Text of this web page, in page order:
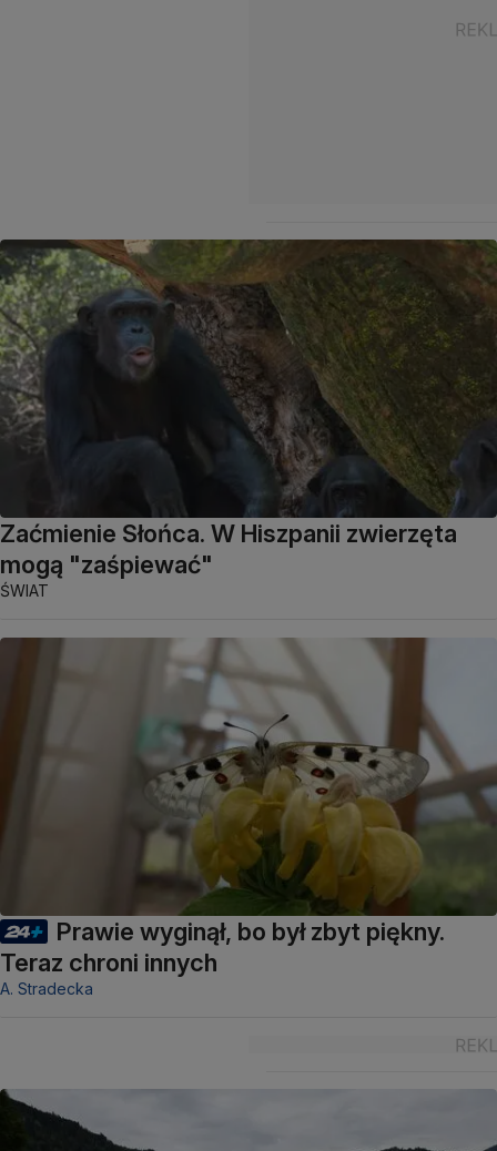
Zaćmienie Słońca. W Hiszpanii zwierzęta
mogą "zaśpiewać"
ŚWIAT
Prawie wyginął, bo był zbyt piękny.
Teraz chroni innych
A. Stradecka